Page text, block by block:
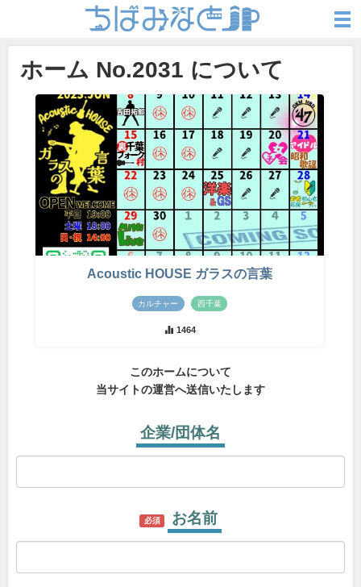
ホーム No.2031 について
Acoustic HOUSE ガラスの言葉
カルチャー 西千葉
1464
このホームについて
当サイトの運営へ送信いたします
企業/団体名
必須 お名前